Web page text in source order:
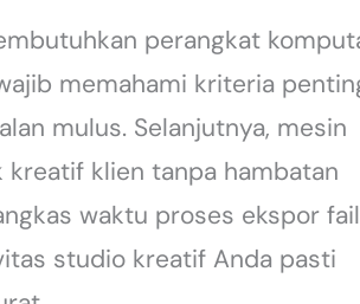
perangkat
memahami kriteria
mulus. Selanjutnya, mesin
klien tanpa hambatan
waktu proses ekspor fail
studio kreatif Anda pasti